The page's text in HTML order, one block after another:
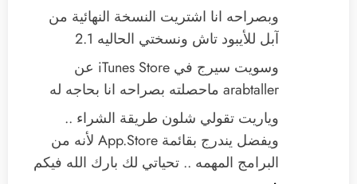
وبصراحه انا اشتريت النسخة النهائية من
آبل للأيبود تاش ونسختي الحاليه 2.1
وسويت سيرج في iTunes Store عن
arabtaller ماحصلته بصراحه انا بحاجه له
وياريت تقولي شلون طريقة الشراء ..
ويفضل يندرج بقائمة App.Store لأنه من
البرامج المهمه .. تحياتي لك بارك الله فيكم